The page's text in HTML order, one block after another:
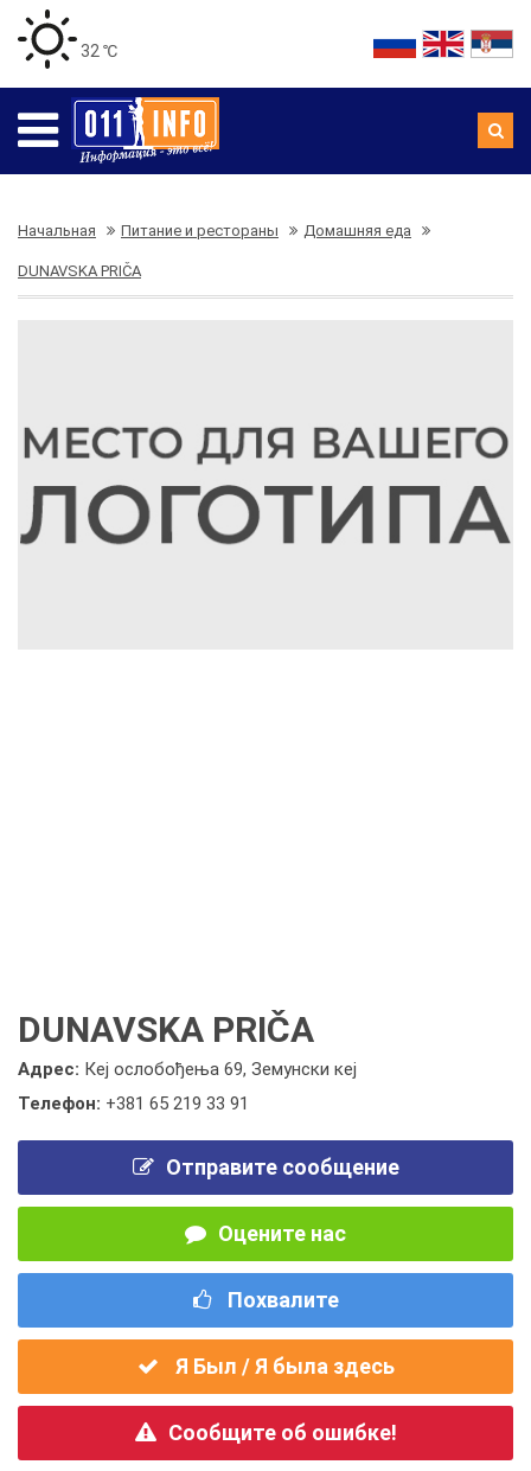
32 ℃
Начальная Питание и рестораны Домашняя еда
DUNAVSKA PRIČA
DUNAVSKA PRIČA
Адрес: Кеј ослобођења 69, Земунски кеј
Телефон: +381 65 219 33 91
Отправите сообщение
Оцените нас
Похвалите
Я Был / Я была здесь
Сообщите об ошибке!